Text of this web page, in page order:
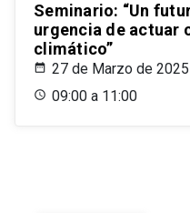
Seminario: “Un
urgencia de actuar
climático”
27 de Marzo de 2025
09:00 a 11:00